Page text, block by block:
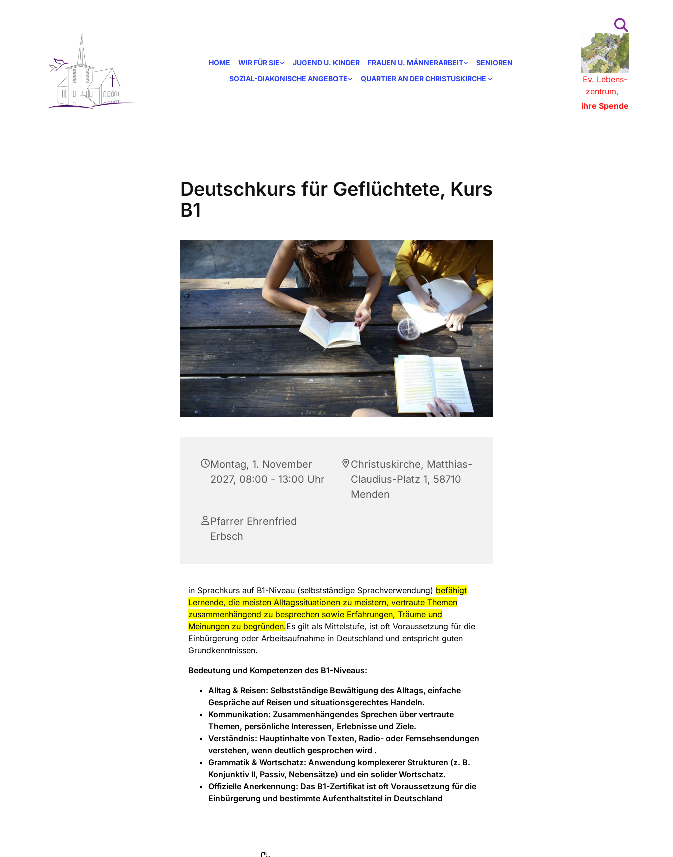
HOME WIR FÜR SIE JUGEND U. KINDER FRAUEN U. MÄNNERARBEIT
SENIOREN
SOZIAL-DIAKONISCHE ANGEBOTE
QUARTIER AN DER CHRISTUSKIRCHE
Ev. Lebens-
zentrum,
ihre Spende
Deutschkurs für Geflüchtete, Kurs
B1
Montag, 1. November
2027, 08:00 - 13:00 Uhr
Christuskirche, Matthias-
Claudius-Platz 1, 58710
Menden
Pfarrer Ehrenfried
Erbsch
in Sprachkurs auf B1-Niveau (selbstständige Sprachverwendung) befähigt
Lernende, die meisten Alltagssituationen zu meistern, vertraute Themen
zusammenhängend zu besprechen sowie Erfahrungen, Träume und
Meinungen zu begründen.Es gilt als Mittelstufe, ist oft Voraussetzung für die
Einbürgerung oder Arbeitsaufnahme in Deutschland und entspricht guten
Grundkenntnissen.
Bedeutung und Kompetenzen des B1-Niveaus:
Alltag & Reisen: Selbstständige Bewältigung des Alltags, einfache
Gespräche auf Reisen und situationsgerechtes Handeln.
Kommunikation: Zusammenhängendes Sprechen über vertraute
Themen, persönliche Interessen, Erlebnisse und Ziele.
Verständnis: Hauptinhalte von Texten, Radio- oder Fernsehsendungen
verstehen, wenn deutlich gesprochen wird .
Grammatik & Wortschatz: Anwendung komplexerer Strukturen (z. B.
Konjunktiv II, Passiv, Nebensätze) und ein solider Wortschatz.
Offizielle Anerkennung: Das B1-Zertifikat ist oft Voraussetzung für die
Einbürgerung und bestimmte Aufenthaltstitel in Deutschland